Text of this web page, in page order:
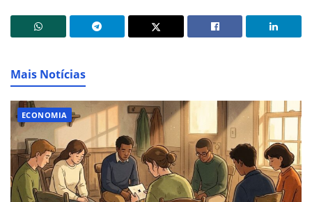
Mais Notícias
ECONOMIA